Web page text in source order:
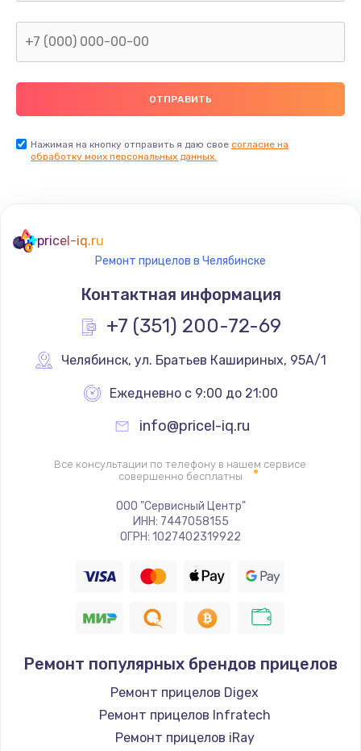
Нажимая на кнопку отправить я даю свое согласие на
обработку моих персональных данных.
pricel-iq.ru
Ремонт прицелов в Челябинске
Контактная информация
+7 (351) 200-72-69
Челябинск, ул. Братьев Кашириных, 95А/1
Ежедневно с 9:00 до 21:00
info@pricel-iq.ru
Все консультации по телефону в нашем сервисе
совершенно бесплатны
ООО "Сервисный Центр"
ИНН: 7447058155
ОГРН: 1027402319922
Ремонт популярных брендов прицелов
Ремонт прицелов Digex
Ремонт прицелов Infratech
Ремонт прицелов iRay